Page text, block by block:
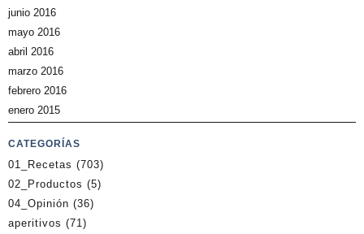
junio 2016
mayo 2016
abril 2016
marzo 2016
febrero 2016
enero 2015
CATEGORÍAS
01_Recetas (703)
02_Productos (5)
04_Opinión (36)
aperitivos (71)